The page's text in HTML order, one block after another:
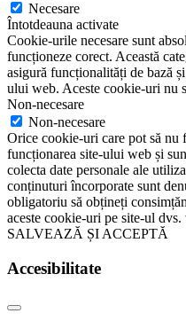
Necesare
Întotdeauna activate
Cookie-urile necesare sunt
funcționeze corect. Această
asigură funcționalități de bază
ului web. Aceste cookie-uri nu
Non-necesare
Non-necesare
Orice cookie-uri care pot să nu
funcționarea site-ului web și
colecta date personale ale
conținuturi încorporate sunt
obligatoriu să obțineți
aceste cookie-uri pe site-ul dvs.
SALVEAZĂ ȘI ACCEPTĂ
Accesibilitate